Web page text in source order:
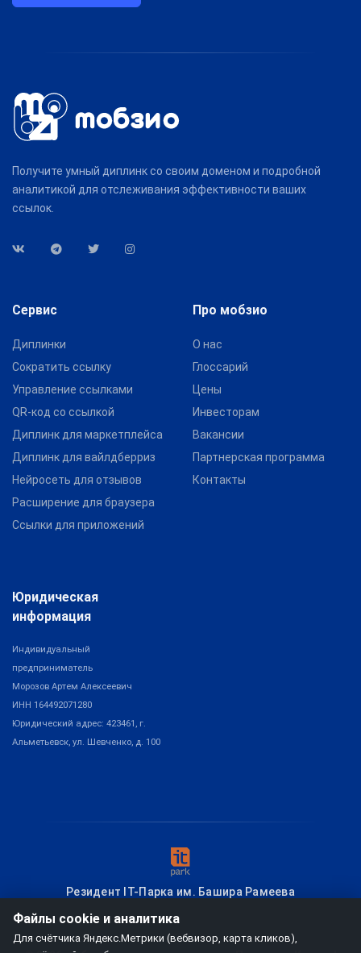
Получите умный диплинк со своим доменом и подробной
аналитикой для отслеживания эффективности ваших
ссылок.
Сервис
Диплинки
Сократить ссылку
Управление ссылками
QR-код со ссылкой
Диплинк для маркетплейса
Диплинк для вайлдберриз
Нейросеть для отзывов
Расширение для браузера
Ссылки для приложений
Про мобзио
О нас
Глоссарий
Цены
Инвесторам
Вакансии
Партнерская программа
Контакты
Юридическая
информация
Индивидуальный
предприниматель
Морозов Артем Алексеевич
ИНН 164492071280
Юридический адрес: 423461, г.
Альметьевск, ул. Шевченко, д. 100
Резидент IT-Парка им. Башира Рамеева
Файлы cookie и аналитика
Для счётчика Яндекс.Метрики (вебвизор, карта кликов),